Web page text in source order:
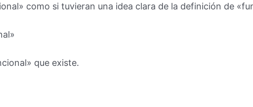
como si tuvieran una idea clara de la definición de
que existe.